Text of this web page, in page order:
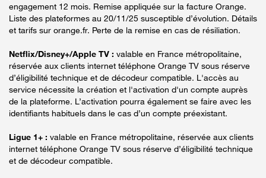
engagement 12 mois. Remise appliquée sur la facture Orange.
Liste des plateformes au 20/11/25 susceptible d’évolution. Détails
et tarifs sur orange.fr. Perte de la remise en cas de résiliation.
Netflix/Disney+/Apple TV : valable en France métropolitaine,
réservée aux clients internet téléphone Orange TV sous réserve
d’éligibilité technique et de décodeur compatible. L'accès au
service nécessite la création et l'activation d'un compte auprès
de la plateforme. L’activation pourra également se faire avec les
identifiants habituels dans le cas d’un compte préexistant.
Ligue 1+ : valable en France métropolitaine, réservée aux clients
internet téléphone Orange TV sous réserve d’éligibilité technique
et de décodeur compatible.